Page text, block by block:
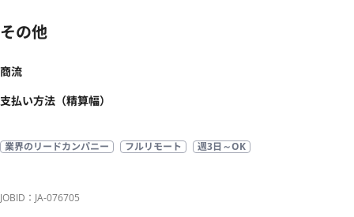
その他
商流
支払い方法（精算幅）
業界のリードカンパニー フルリモート 週3日～OK
JOBID：JA-076705